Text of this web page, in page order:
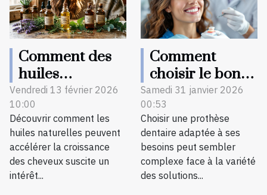
Comment des
huiles
naturelles
peuvent
accélérer la
croissance des
cheveux ?
Vendredi 13 février 2026
10:00
Découvrir comment les
huiles naturelles peuvent
accélérer la croissance
des cheveux suscite un
intérêt...
Comment
choisir le bon
type de
prothèse
dentaire ?
Samedi 31 janvier 2026
00:53
Choisir une prothèse
dentaire adaptée à ses
besoins peut sembler
complexe face à la variété
des solutions...